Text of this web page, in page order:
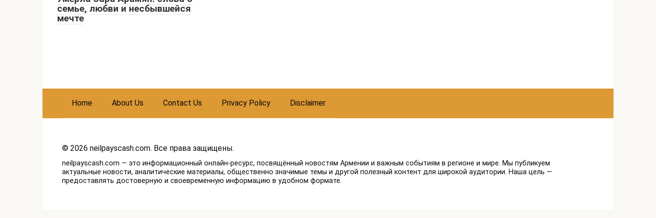
семье, любви и несбывшейся
мечте
Home About Us Contact Us Privacy Policy Disclaimer
© 2026 neilpayscash.com. Все права защищены.
neilpayscash.com — это информационный онлайн-ресурс, посвящённый новостям Армении и важным событиям в регионе и мире. Мы публикуем
актуальные новости, аналитические материалы, общественно значимые темы и другой полезный контент для широкой аудитории. Наша цель —
предоставлять достоверную и своевременную информацию в удобном формате.